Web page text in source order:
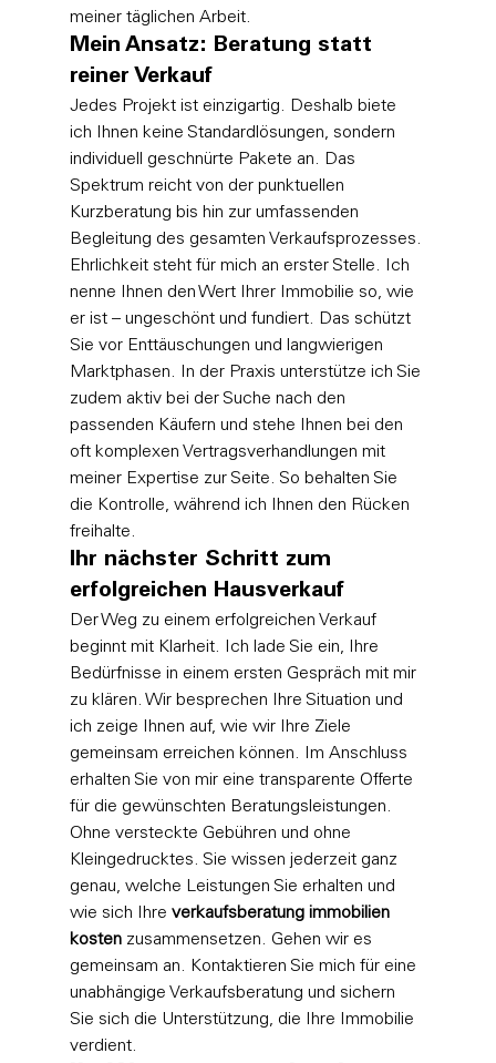
meiner täglichen Arbeit.
Mein Ansatz: Beratung statt
reiner Verkauf
Jedes Projekt ist einzigartig. Deshalb biete
ich Ihnen keine Standardlösungen, sondern
individuell geschnürte Pakete an. Das
Spektrum reicht von der punktuellen
Kurzberatung bis hin zur umfassenden
Begleitung des gesamten Verkaufsprozesses.
Ehrlichkeit steht für mich an erster Stelle. Ich
nenne Ihnen den Wert Ihrer Immobilie so, wie
er ist – ungeschönt und fundiert. Das schützt
Sie vor Enttäuschungen und langwierigen
Marktphasen. In der Praxis unterstütze ich Sie
zudem aktiv bei der Suche nach den
passenden Käufern und stehe Ihnen bei den
oft komplexen Vertragsverhandlungen mit
meiner Expertise zur Seite. So behalten Sie
die Kontrolle, während ich Ihnen den Rücken
freihalte.
Ihr nächster Schritt zum
erfolgreichen Hausverkauf
Der Weg zu einem erfolgreichen Verkauf
beginnt mit Klarheit. Ich lade Sie ein, Ihre
Bedürfnisse in einem ersten Gespräch mit mir
zu klären. Wir besprechen Ihre Situation und
ich zeige Ihnen auf, wie wir Ihre Ziele
gemeinsam erreichen können. Im Anschluss
erhalten Sie von mir eine transparente Offerte
für die gewünschten Beratungsleistungen.
Ohne versteckte Gebühren und ohne
Kleingedrucktes. Sie wissen jederzeit ganz
genau, welche Leistungen Sie erhalten und
wie sich Ihre verkaufsberatung immobilien
kosten zusammensetzen. Gehen wir es
gemeinsam an. Kontaktieren Sie mich für eine
unabhängige Verkaufsberatung und sichern
Sie sich die Unterstützung, die Ihre Immobilie
verdient.